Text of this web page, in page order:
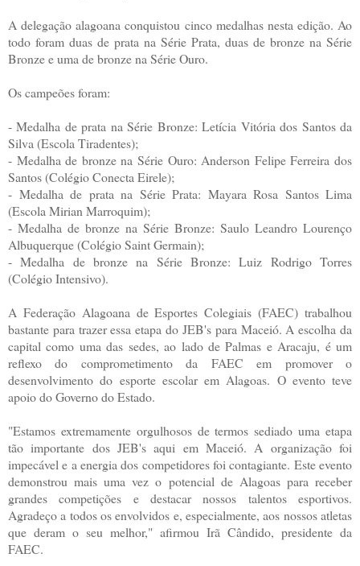
A delegação alagoana conquistou cinco medalhas nesta edição. Ao
todo foram duas de prata na Série Prata, duas de bronze na Série
Bronze e uma de bronze na Série Ouro.
Os campeões foram:
- Medalha de prata na Série Bronze: Letícia Vitória dos Santos da
Silva (Escola Tiradentes);
- Medalha de bronze na Série Ouro: Anderson Felipe Ferreira dos
Santos (Colégio Conecta Eirele);
- Medalha de prata na Série Prata: Mayara Rosa Santos Lima
(Escola Mirian Marroquim);
- Medalha de bronze na Série Bronze: Saulo Leandro Lourenço
Albuquerque (Colégio Saint Germain);
- Medalha de bronze na Série Bronze: Luiz Rodrigo Torres
(Colégio Intensivo).
A Federação Alagoana de Esportes Colegiais (FAEC) trabalhou
bastante para trazer essa etapa do JEB's para Maceió. A escolha da
capital como uma das sedes, ao lado de Palmas e Aracaju, é um
reflexo do comprometimento da FAEC em promover o
desenvolvimento do esporte escolar em Alagoas. O evento teve
apoio do Governo do Estado.
"Estamos extremamente orgulhosos de termos sediado uma etapa
tão importante dos JEB's aqui em Maceió. A organização foi
impecável e a energia dos competidores foi contagiante. Este evento
demonstrou mais uma vez o potencial de Alagoas para receber
grandes competições e destacar nossos talentos esportivos.
Agradeço a todos os envolvidos e, especialmente, aos nossos atletas
que deram o seu melhor," afirmou Irã Cândido, presidente da
FAEC.